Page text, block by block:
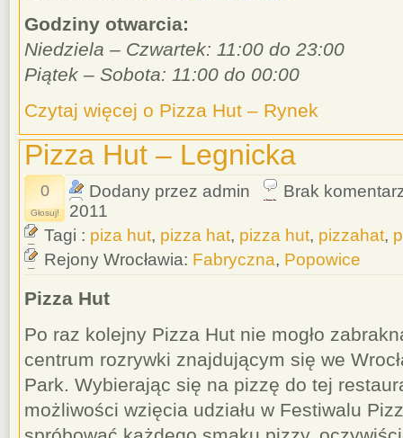
Godziny otwarcia:
Niedziela – Czwartek: 11:00 do 23:00
Piątek – Sobota: 11:00 do 00:00
Czytaj więcej o Pizza Hut – Rynek
Pizza Hut – Legnicka
0
Głosuj!
Dodany przez admin
Brak
2011
Tagi : piza hut, pizza hat, pizza hut, pizzahat,
Rejony Wrocławia: Fabryczna, Popowice
Pizza Hut
Po raz kolejny Pizza Hut nie mogło
centrum rozrywki znajdującym się we
Park. Wybierając się na pizzę do tej
możliwości wzięcia udziału w Festiwalu